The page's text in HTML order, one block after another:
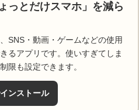
っとだけスマホ」を減ら
SNS・動画・ゲームなどの使用
るアプリです。使いすぎてしま
限も設定できます。
ンストール